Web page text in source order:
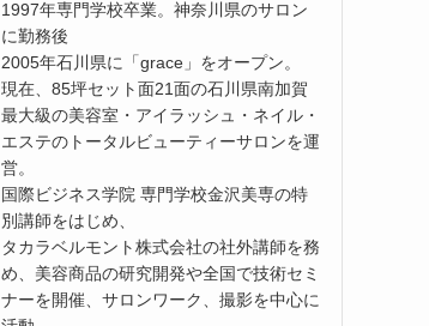
1997年専門学校卒業。神奈川県のサロン
に勤務後
2005年石川県に「grace」をオープン。
現在、85坪セット面21面の石川県南加賀
最大級の美容室・アイラッシュ・ネイル・
エステのトータルビューティーサロンを運
営。
国際ビジネス学院 専門学校金沢美専の特
別講師をはじめ、
タカラベルモント株式会社の社外講師を務
め、美容商品の研究開発や全国で技術セミ
ナーを開催、サロンワーク、撮影を中心に